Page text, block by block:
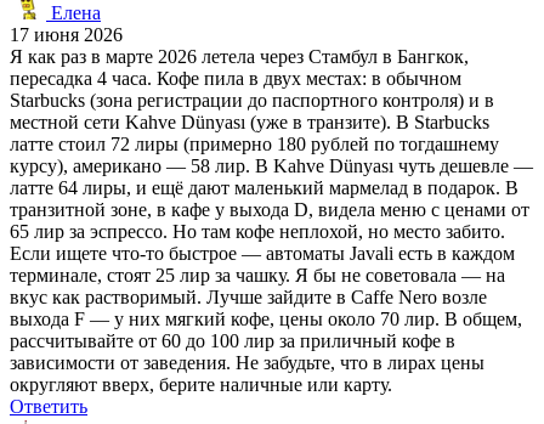
Елена
17 июня 2026
Я как раз в марте 2026 летела через Стамбул в Бангкок,
пересадка 4 часа. Кофе пила в двух местах: в обычном
Starbucks (зона регистрации до паспортного контроля) и в
местной сети Kahve Dünyası (уже в транзите). В Starbucks
латте стоил 72 лиры (примерно 180 рублей по тогдашнему
курсу), американо — 58 лир. В Kahve Dünyası чуть дешевле —
латте 64 лиры, и ещё дают маленький мармелад в подарок. В
транзитной зоне, в кафе у выхода D, видела меню с ценами от
65 лир за эспрессо. Но там кофе неплохой, но место забито.
Если ищете что-то быстрое — автоматы Javali есть в каждом
терминале, стоят 25 лир за чашку. Я бы не советовала — на
вкус как растворимый. Лучше зайдите в Caffe Nero возле
выхода F — у них мягкий кофе, цены около 70 лир. В общем,
рассчитывайте от 60 до 100 лир за приличный кофе в
зависимости от заведения. Не забудьте, что в лирах цены
округляют вверх, берите наличные или карту.
Ответить